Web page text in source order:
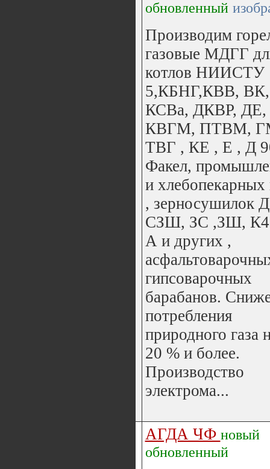
обновленный
Производим
газовые МДГГ
котлов НИИСТУ
5,КБНГ,КВВ, ВК,
КСВа, ДКВР, ДЕ,
КВГМ, ПТВМ,
ТВГ , КЕ , Е , Д
Факел,
и хлебопекарных
, зерносушилок
СЗШ, ЗС ,ЗШ,
А и других ,
гипсоварочных
барабанов.
потребления
природного газа
20 % и более.
Производство
электрома...
АГДА ЧФ новый
обновленный